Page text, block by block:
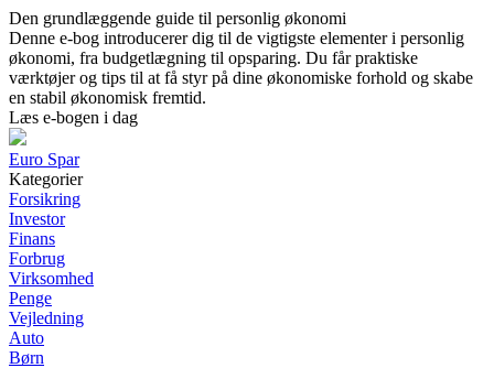
Den grundlæggende guide til personlig økonomi
Denne e-bog introducerer dig til de vigtigste elementer i personlig
økonomi, fra budgetlægning til opsparing. Du får praktiske
værktøjer og tips til at få styr på dine økonomiske forhold og skabe
en stabil økonomisk fremtid.
Læs e-bogen i dag
Euro Spar
Kategorier
Forsikring
Investor
Finans
Forbrug
Virksomhed
Penge
Vejledning
Auto
Børn